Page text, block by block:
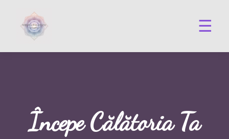
☰
Începe Călătoria Ta